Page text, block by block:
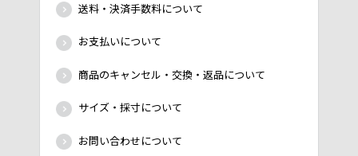
送料・決済手数料について
お支払いについて
商品のキャンセル・交換・返品について
サイズ・採寸について
お問い合わせについて